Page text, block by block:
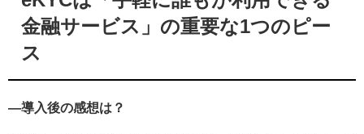
金融サービス」の重要な1つのピー
ス
—導入後の感想は？